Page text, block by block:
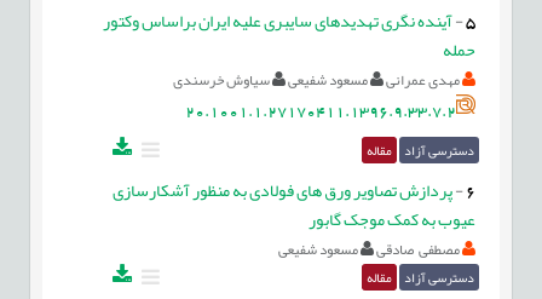
5
-آینده نگری تهدیدهای سایبری علیه ایران براساس وکتور
حمله
مهدی عمرانی مسعود شفیعی سیاوش خرسندی
20.1001.1.27170411.1396.9.33.7.2
دسترسی آزاد مقاله
6
-پردازش تصاویر ورق های فولادی به منظور آشکارسازی
عیوب به کمک موجک گابور
مصطفی صادقی مسعود شفیعی
دسترسی آزاد مقاله